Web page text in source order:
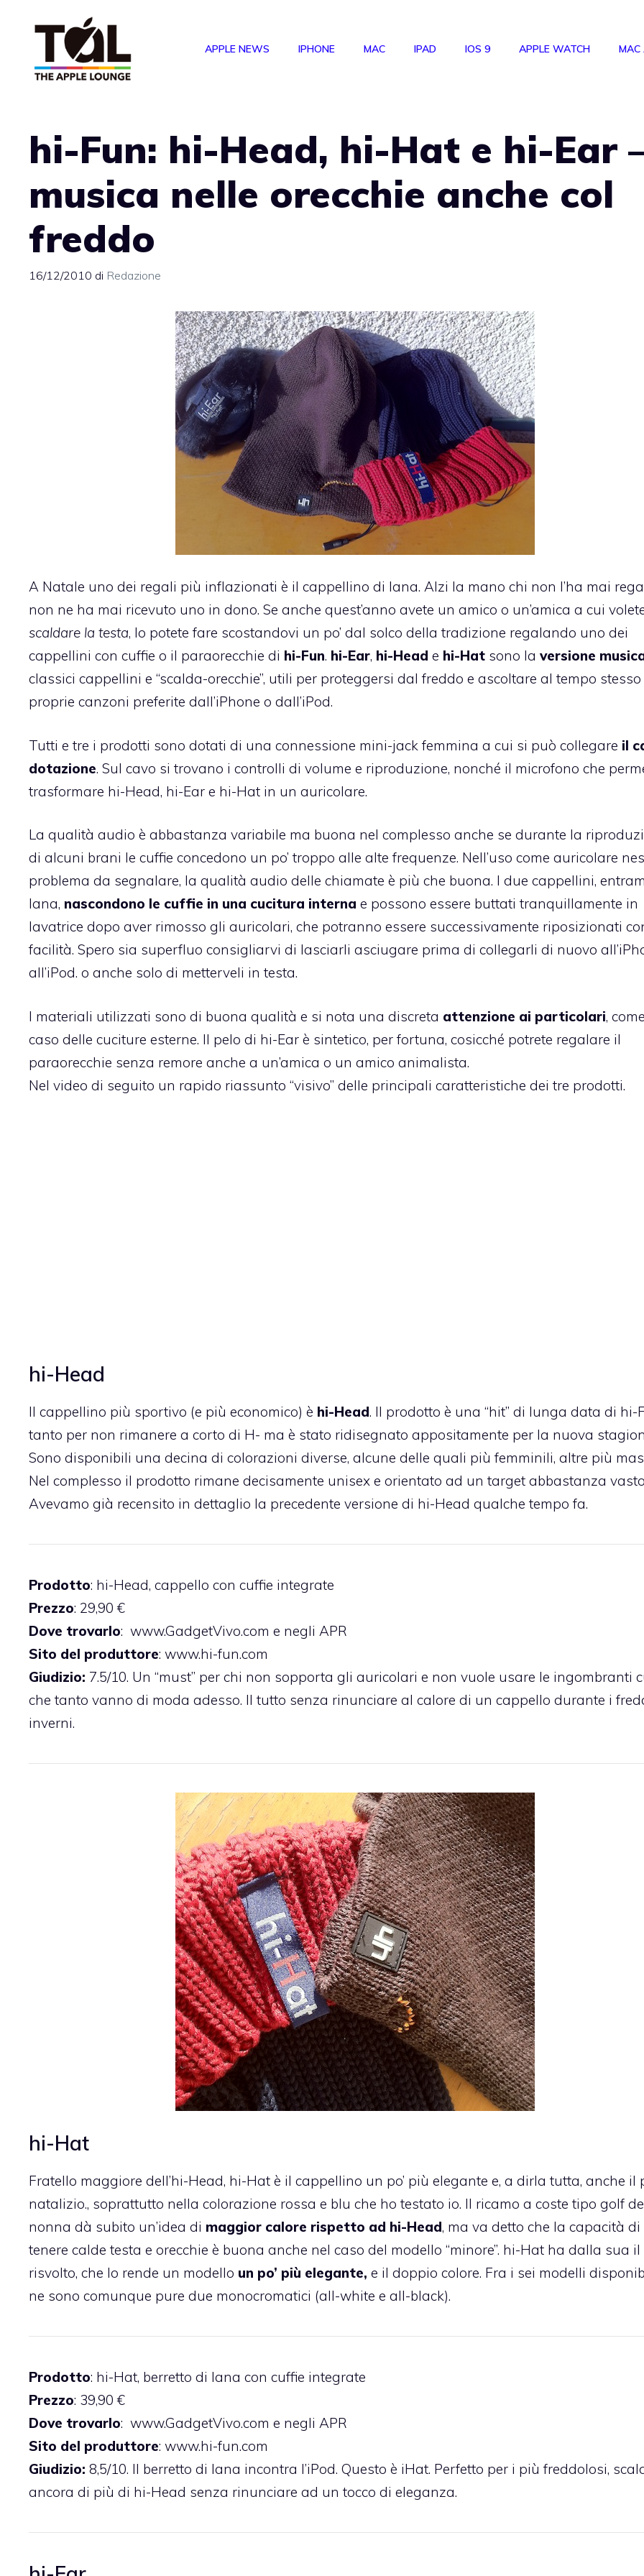
APPLE NEWS IPHONE MAC IPAD IOS 9 APPLE WATCH MAC
hi-Fun: hi-Head, hi-Hat e hi-Ear
musica nelle orecchie anche col
freddo
16/12/2010 di Redazione
A Natale uno dei regali più inflazionati è il cappellino di lana. Alzi la mano chi non l’ha mai
non ne ha mai ricevuto uno in dono. Se anche quest’anno avete un amico o un’amica a cui
scaldare la testa, lo potete fare scostandovi un po’ dal solco della tradizione regalando uno dei
cappellini con cuffie o il paraorecchie di hi-Fun. hi-Ear, hi-Head e hi-Hat sono la versione
classici cappellini e “scalda-orecchie”, utili per proteggersi dal freddo e ascoltare al tempo stesso
proprie canzoni preferite dall’iPhone o dall’iPod.
Tutti e tre i prodotti sono dotati di una connessione mini-jack femmina a cui si può collegare il
dotazione. Sul cavo si trovano i controlli di volume e riproduzione, nonché il microfono che
trasformare hi-Head, hi-Ear e hi-Hat in un auricolare.
La qualità audio è abbastanza variabile ma buona nel complesso anche se durante la
di alcuni brani le cuffie concedono un po’ troppo alle alte frequenze. Nell’uso come auricolare
problema da segnalare, la qualità audio delle chiamate è più che buona. I due cappellini,
lana, nascondono le cuffie in una cucitura interna e possono essere buttati tranquillamente in
lavatrice dopo aver rimosso gli auricolari, che potranno essere successivamente riposizionati
facilità. Spero sia superfluo consigliarvi di lasciarli asciugare prima di collegarli di nuovo
all’iPod. o anche solo di metterveli in testa.
I materiali utilizzati sono di buona qualità e si nota una discreta attenzione ai particolari,
caso delle cuciture esterne. Il pelo di hi-Ear è sintetico, per fortuna, cosicché potrete regalare il
paraorecchie senza remore anche a un’amica o un amico animalista.
Nel video di seguito un rapido riassunto “visivo” delle principali caratteristiche dei tre prodotti.
hi-Head
Il cappellino più sportivo (e più economico) è hi-Head. Il prodotto è una “hit” di lunga data di hi-
tanto per non rimanere a corto di H- ma è stato ridisegnato appositamente per la nuova
Sono disponibili una decina di colorazioni diverse, alcune delle quali più femminili, altre più
Nel complesso il prodotto rimane decisamente unisex e orientato ad un target abbastanza
Avevamo già recensito in dettaglio la precedente versione di hi-Head qualche tempo fa.
Prodotto: hi-Head, cappello con cuffie integrate
Prezzo: 29,90 €
Dove trovarlo: www.GadgetVivo.com e negli APR
Sito del produttore: www.hi-fun.com
Giudizio: 7.5/10. Un “must” per chi non sopporta gli auricolari e non vuole usare le ingombranti
che tanto vanno di moda adesso. Il tutto senza rinunciare al calore di un cappello durante i
inverni.
hi-Hat
Fratello maggiore dell’hi-Head, hi-Hat è il cappellino un po’ più elegante e, a dirla tutta, anche il
natalizio., soprattutto nella colorazione rossa e blu che ho testato io. Il ricamo a coste tipo golf
nonna dà subito un’idea di maggior calore rispetto ad hi-Head, ma va detto che la capacità di
tenere calde testa e orecchie è buona anche nel caso del modello “minore”. hi-Hat ha dalla sua il
risvolto, che lo rende un modello un po’ più elegante, e il doppio colore. Fra i sei modelli
ne sono comunque pure due monocromatici (all-white e all-black).
Prodotto: hi-Hat, berretto di lana con cuffie integrate
Prezzo: 39,90 €
Dove trovarlo: www.GadgetVivo.com e negli APR
Sito del produttore: www.hi-fun.com
Giudizio: 8,5/10. Il berretto di lana incontra l’iPod. Questo è iHat. Perfetto per i più freddolosi,
ancora di più di hi-Head senza rinunciare ad un tocco di eleganza.